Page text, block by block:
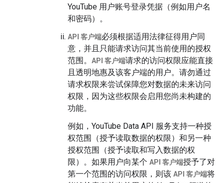
YouTube 用户账号登录凭据（例如用户名
和密码）。
API 客户端必须根据适用法律征得用户同
意，并且只能请求访问其当前使用的授权
范围。 API 客户端请求的访问权限应能直接
且透明地惠及该客户端的用户。请勿通过
请求权限来尝试保障您对数据的未来访问
权限，因为这些权限会启用您尚未构建的
功能。
例如，YouTube Data API 服务支持一种授
权范围（授予读取数据的权限）和另一种
授权范围（授予读取和写入数据的权
限）。如果用户向某个 API 客户端授予了对
第一个范围的访问权限，则该 API 客户端将